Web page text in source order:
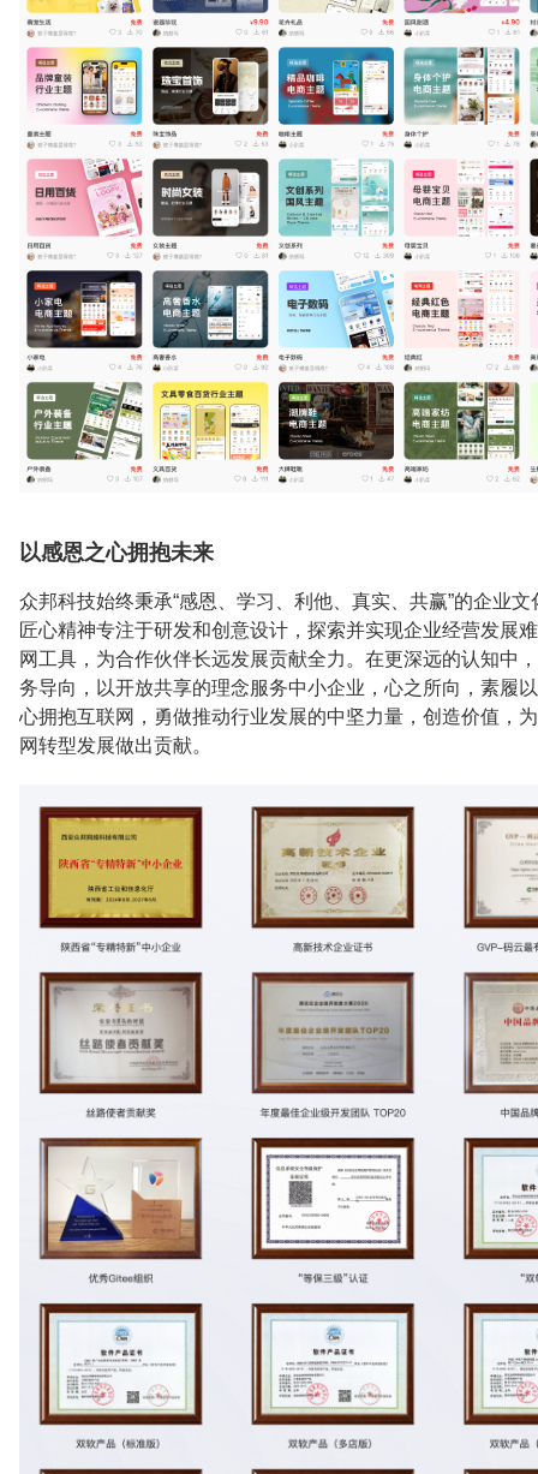
以感恩之心拥抱未来
众邦科技始终秉承“感恩、学习、利他、真实、共赢”的企业
匠心精神专注于研发和创意设计，探索并实现企业经营发展
网工具，为合作伙伴长远发展贡献全力。在更深远的认知中
务导向，以开放共享的理念服务中小企业，心之所向，素履
心拥抱互联网，勇做推动行业发展的中坚力量，创造价值，
网转型发展做出贡献。